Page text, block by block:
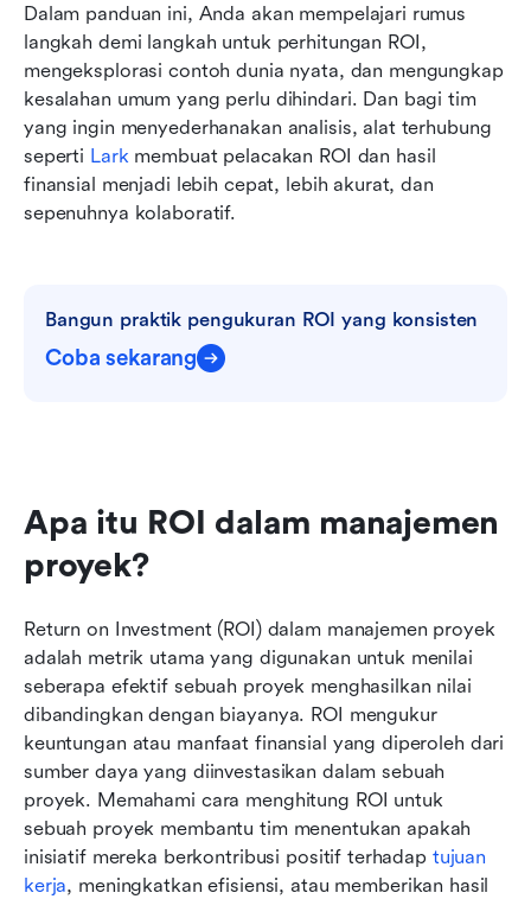
Dalam panduan ini, Anda akan mempelajari rumus
langkah demi langkah untuk perhitungan ROI,
mengeksplorasi contoh dunia nyata, dan mengungkap
kesalahan umum yang perlu dihindari. Dan bagi tim
yang ingin menyederhanakan analisis, alat terhubung
seperti Lark membuat pelacakan ROI dan hasil
finansial menjadi lebih cepat, lebih akurat, dan
sepenuhnya kolaboratif.
Bangun praktik pengukuran ROI yang konsisten
Coba sekarang
Apa itu ROI dalam manajemen
proyek?
Return on Investment (ROI) dalam manajemen proyek
adalah metrik utama yang digunakan untuk menilai
seberapa efektif sebuah proyek menghasilkan nilai
dibandingkan dengan biayanya. ROI mengukur
keuntungan atau manfaat finansial yang diperoleh dari
sumber daya yang diinvestasikan dalam sebuah
proyek. Memahami cara menghitung ROI untuk
sebuah proyek membantu tim menentukan apakah
inisiatif mereka berkontribusi positif terhadap tujuan
kerja, meningkatkan efisiensi, atau memberikan hasil